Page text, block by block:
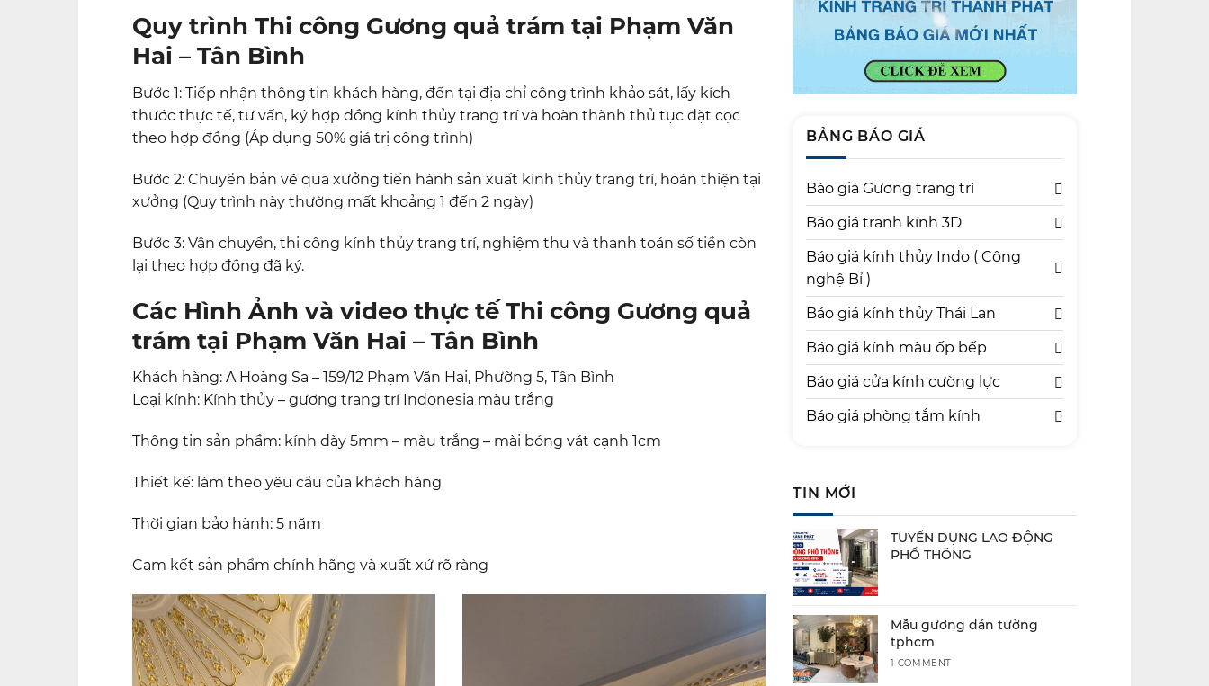
Quy trình Thi công Gương quả trám tại Phạm Văn
Hai – Tân Bình
Bước 1: Tiếp nhận thông tin khách hàng, đến tại địa chỉ công trình khảo sát, lấy kích
thước thực tế, tư vấn, ký hợp đồng kính thủy trang trí và hoàn thành thủ tục đặt cọc
theo hợp đồng (Áp dụng 50% giá trị công trình)
Bước 2: Chuyển bản vẽ qua xưởng tiến hành sản xuất kính thủy trang trí, hoàn thiện tại
xưởng (Quy trình này thường mất khoảng 1 đến 2 ngày)
Bước 3: Vận chuyển, thi công kính thủy trang trí, nghiệm thu và thanh toán số tiền còn
lại theo hợp đồng đã ký.
Các Hình Ảnh và video thực tế Thi công Gương quả
trám tại Phạm Văn Hai – Tân Bình
Khách hàng: A Hoàng Sa – 159/12 Phạm Văn Hai, Phường 5, Tân Bình
Loại kính: Kính thủy – gương trang trí Indonesia màu trắng
Thông tin sản phầm: kính dày 5mm – màu trắng – mài bóng vát cạnh 1cm
Thiết kế: làm theo yêu cầu của khách hàng
Thời gian bảo hành: 5 năm
Cam kết sản phẩm chính hãng và xuất xứ rõ ràng
BẢNG BÁO GIÁ
Báo giá Gương trang trí
Báo giá tranh kính 3D
Báo giá kính thủy Indo ( Công
nghệ Bỉ )
Báo giá kính thủy Thái Lan
Báo giá kính màu ốp bếp
Báo giá cửa kính cường lực
Báo giá phòng tắm kính
TIN MỚI
TUYỂN DỤNG LAO ĐỘNG
PHỔ THÔNG
Mẫu gương dán tường
tphcm
1 COMMENT